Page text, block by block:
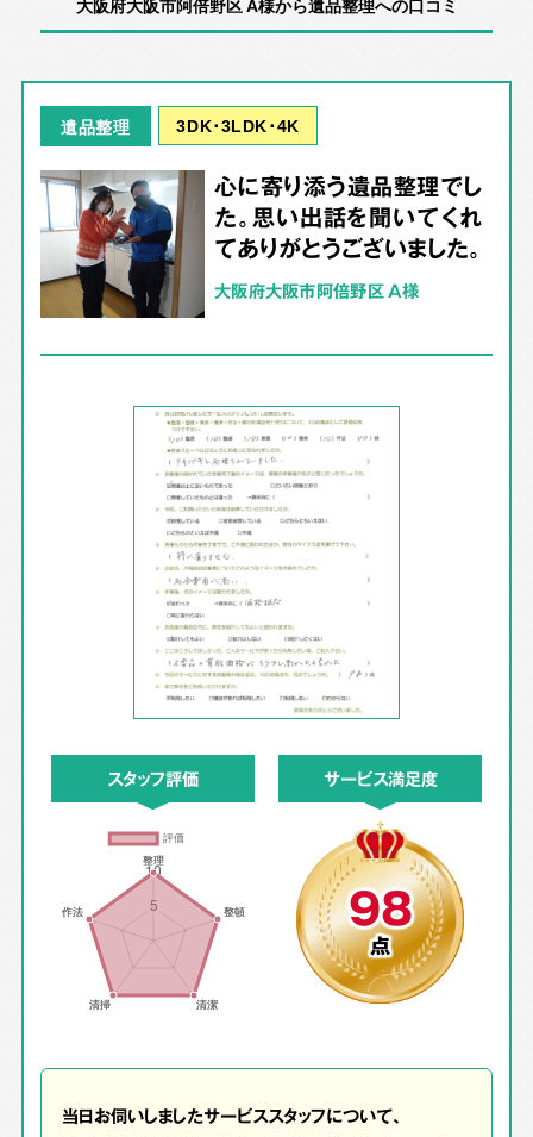
遺品整理 3DK･3LDK･4K
心に寄り添う遺品整理でし
た。思い出話を聞いてくれ
てありがとうございました。
大阪府大阪市阿倍野区 A様
スタッフ評価 サービス満足度
98
点
当日お伺いしましたサービススタッフについて、